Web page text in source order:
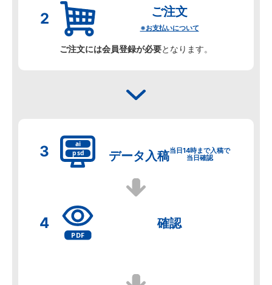
ご注文
※お支払いについて
ご注文には会員登録が必要となります。
データ入稿当日14時まで入稿で
当日確認
確認